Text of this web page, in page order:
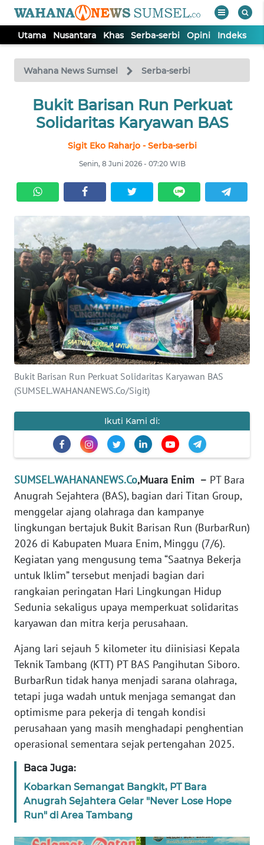
Utama Nusantara Khas Serba-serbi Opini Indeks
Wahana News Sumsel Serba-serbi
Bukit Barisan Run Perkuat
Solidaritas Karyawan BAS
Sigit Eko Raharjo - Serba-serbi
Senin, 8 Juni 2026 - 07:20 WIB
Bukit Barisan Run Perkuat Solidaritas Karyawan BAS
(SUMSEL.WAHANANEWS.Co/Sigit)
Ikuti Kami di:
SUMSEL.WAHANANEWS.Co,Muara Enim – PT Bara
Anugrah Sejahtera (BAS), bagian dari Titan Group,
menggelar ajang olahraga dan kampanye
lingkungan bertajuk Bukit Barisan Run (BurbarRun)
2026 di Kabupaten Muara Enim, Minggu (7/6).
Kegiatan yang mengusung tema “Saatnya Bekerja
untuk Iklim” tersebut menjadi bagian dari
rangkaian peringatan Hari Lingkungan Hidup
Sedunia sekaligus upaya memperkuat solidaritas
karyawan dan mitra kerja perusahaan.
Ajang lari sejauh 5 kilometer itu diinisiasi Kepala
Teknik Tambang (KTT) PT BAS Pangihutan Siboro.
BurbarRun tidak hanya menjadi sarana olahraga,
tetapi juga wadah untuk menjaga semangat dan
optimisme para pekerja di tengah kondisi
perusahaan yang masih menghadapi penghentian
operasional sementara sejak pertengahan 2025.
Baca Juga:
Kobarkan Semangat Bangkit, PT Bara
Anugrah Sejahtera Gelar "Never Lose Hope
Run" di Area Tambang
TV
Tutup
UTAMA
SERBA-
SERBI
OPINI
Informasi
INDEKS
BERITA
KONTAK
KAMI
INFO
PEDOMAN
MEDIA
SIBER
REDAKSI
KARIR
DISCLAIMER
Wahana
Regional
WN
SUMUT
WN
JAKARTA
WN
JABAR
WN